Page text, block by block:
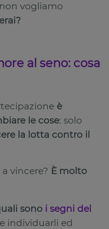
vogliamo
al seno: cosa
è
le cose: solo
la lotta contro il
a vincere? È molto
sono i segni del
individuarli ed